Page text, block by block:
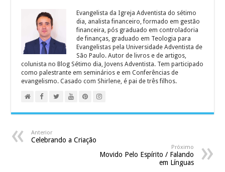
Evangelista da Igreja Adventista do sétimo
dia, analista financeiro, formado em gestão
financeira, pós graduado em controladoria
de finanças, graduado em Teologia para
Evangelistas pela Universidade Adventista de
São Paulo. Autor de livros e de artigos,
colunista no Blog Sétimo dia, Jovens Adventista. Tem participado
como palestrante em seminários e em Conferências de
evangelismo. Casado com Shirlene, é pai de três filhos.
Anterior
Celebrando a Criação
Próximo
Movido Pelo Espírito / Falando
em Línguas